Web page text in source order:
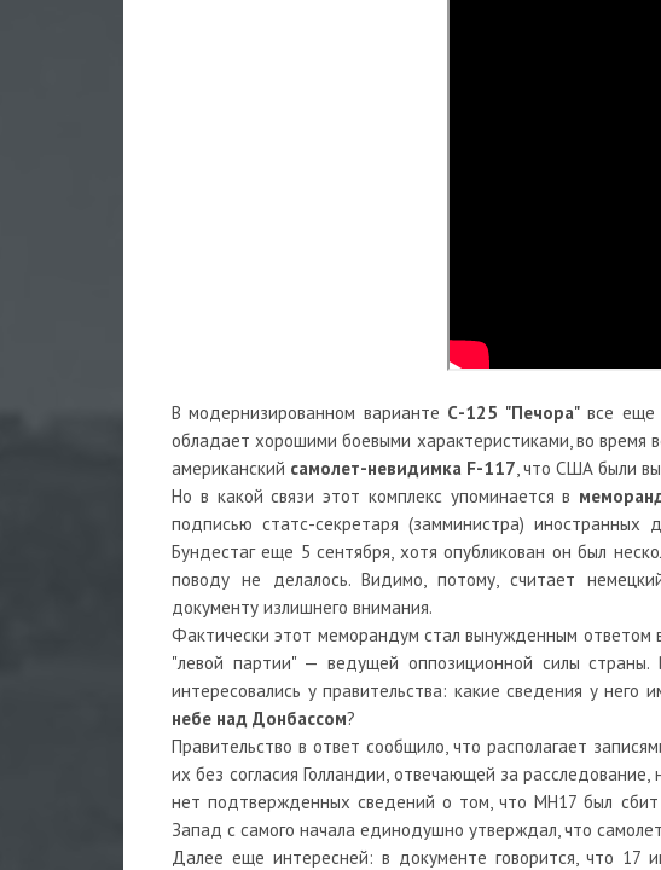
В модернизированном варианте С-125 "Печора"все еще
обладает хорошими боевыми характеристиками, во время
американский самолет-невидимка F-117, что США были
Но в какой связи этот комплекс упоминается в
подписью статс-секретаря (замминистра)
Бундестаг еще 5 сентября, хотя опубликован он был
поводу не делалось. Видимо, потому, считает
документу излишнего внимания.
Фактически этот меморандум стал вынужденным ответом
"левой партии" — ведущей оппозиционной силы страны.
интересовались у правительства: какие сведения у него
небе над Донбассом?
Правительство в ответ сообщило, что располагает
их без согласия Голландии, отвечающей за
нет подтвержденных сведений о том, что MH17 был
Запад с самого начала единодушно утверждал, что
Далее еще интересней: в документе говорится, что 17